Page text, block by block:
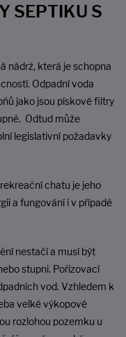
SEPTIKU S
nádrž, která je schopna
Odpadní voda
jako jsou pískové filtry
Odtud může
legislativní požadavky
chatu je jeho
a fungování i v případě
nestačí a musí být
stupni. Pořizovací
vod. Vzhledem k
velké výkopové
rozlohou pozemku u